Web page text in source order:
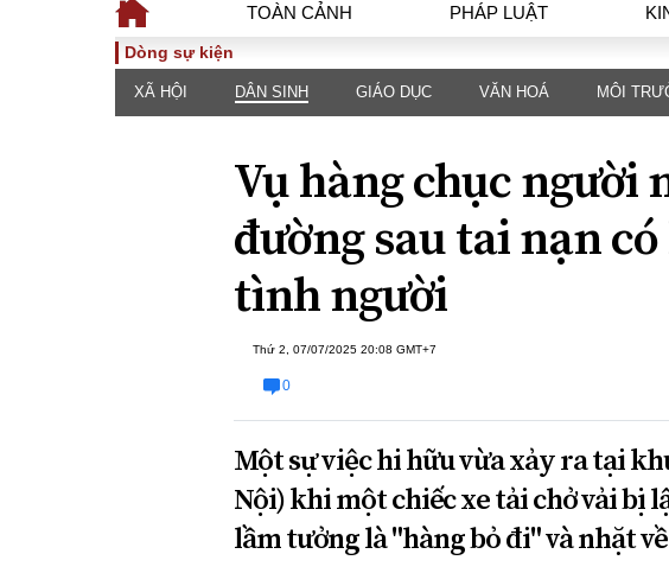
TOÀN CẢNH PHÁP LUẬT
TOÀN CẢNH
Chính sách
Đối thoại
Thế giới
PHÁP LUẬT
Góc nhìn luật gia
Hồ sơ điều tra
Tiếng nói công dân
ĐA CHIỀU
Quan điểm
INFOCUS
Dòng sự kiện
XÃ HỘI DÂN SINH GIÁO DỤC VĂN HOÁ MÔI
Vụ hàng chục người
đường sau tai nạn
tình người
Thứ 2, 07/07/2025 20:08 GMT+7
0
Một sự việc hi hữu vừa xảy ra tại
Nội) khi một chiếc xe tải chở vải bị
lầm tưởng là "hàng bỏ đi" và nhặt